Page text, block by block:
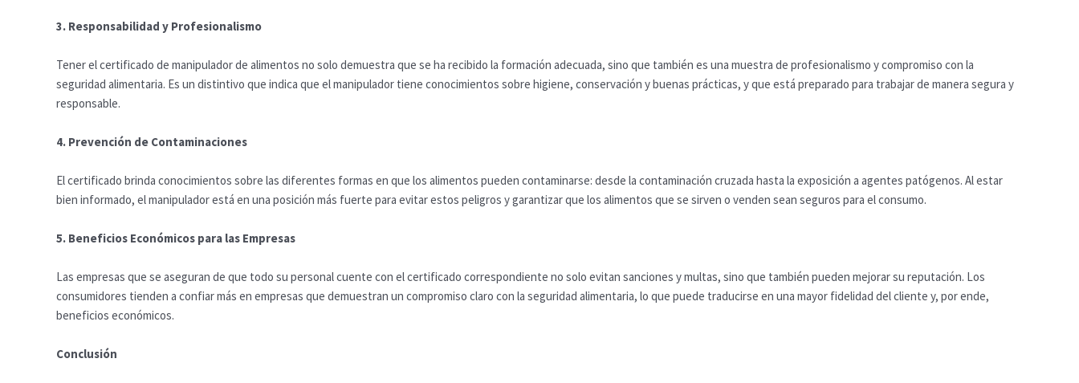
3. Responsabilidad y Profesionalismo
Tener el certificado de manipulador de alimentos no solo demuestra que se ha recibido la formación adecuada, sino que también es una muestra de profesionalismo y compromiso con la
seguridad alimentaria. Es un distintivo que indica que el manipulador tiene conocimientos sobre higiene, conservación y buenas prácticas, y que está preparado para trabajar de manera segura y
responsable.
4. Prevención de Contaminaciones
El certificado brinda conocimientos sobre las diferentes formas en que los alimentos pueden contaminarse: desde la contaminación cruzada hasta la exposición a agentes patógenos. Al estar
bien informado, el manipulador está en una posición más fuerte para evitar estos peligros y garantizar que los alimentos que se sirven o venden sean seguros para el consumo.
5. Beneficios Económicos para las Empresas
Las empresas que se aseguran de que todo su personal cuente con el certificado correspondiente no solo evitan sanciones y multas, sino que también pueden mejorar su reputación. Los
consumidores tienden a confiar más en empresas que demuestran un compromiso claro con la seguridad alimentaria, lo que puede traducirse en una mayor fidelidad del cliente y, por ende,
beneficios económicos.
Conclusión